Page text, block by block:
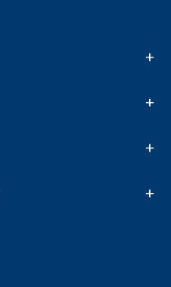
+
+
+
+